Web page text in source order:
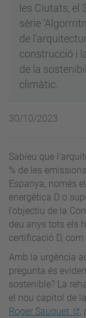
les Ciutats, el
sèrie
de
construcció i
de la
climàtic.
30/10/2023
Sabíeu que
% de les
Espanya, només
energètica D o
l’objectiu de la
deu anys tots els
certificació D,
Amb la urgència
pregunta és
sostenible? La
el nou capítol de
Roger Sauquet
,